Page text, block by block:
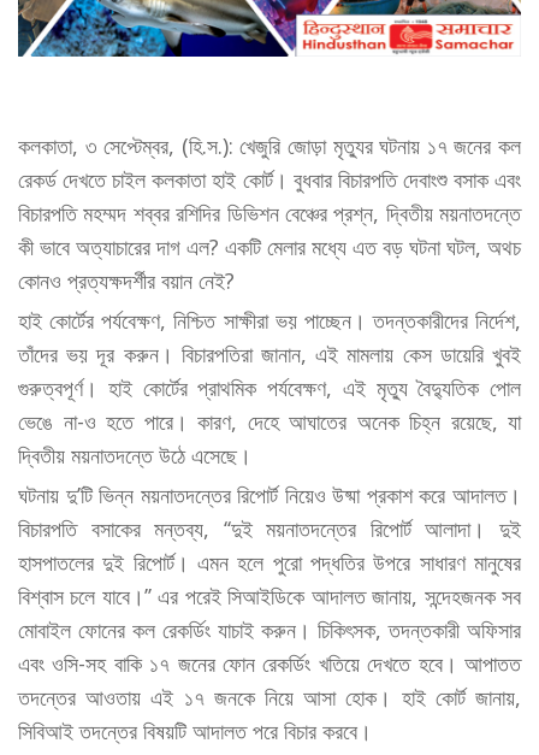
কলকাতা, ৩ সেপ্টেম্বর, (হি.স.): খেজুরি জোড়া মৃত্যুর ঘটনায় ১৭ জনের কল
রেকর্ড দেখতে চাইল কলকাতা হাই কোর্ট। বুধবার বিচারপতি দেবাংশু বসাক এবং
বিচারপতি মহম্মদ শব্বর রশিদির ডিভিশন বেঞ্চের প্রশ্ন, দ্বিতীয় ময়নাতদন্তে
কী ভাবে অত্যাচারের দাগ এল? একটি মেলার মধ্যে এত বড় ঘটনা ঘটল, অথচ
কোনও প্রত্যক্ষদর্শীর বয়ান নেই?
হাই কোর্টের পর্যবেক্ষণ, নিশ্চিত সাক্ষীরা ভয় পাচ্ছেন। তদন্তকারীদের নির্দেশ,
তাঁদের ভয় দূর করুন। বিচারপতিরা জানান, এই মামলায় কেস ডায়েরি খুবই
গুরুত্বপূর্ণ। হাই কোর্টের প্রাথমিক পর্যবেক্ষণ, এই মৃত্যু বৈদ্যুতিক পোল
ভেঙে না-ও হতে পারে। কারণ, দেহে আঘাতের অনেক চিহ্ন রয়েছে, যা
দ্বিতীয় ময়নাতদন্তে উঠে এসেছে।
ঘটনায় দু’টি ভিন্ন ময়নাতদন্তের রিপোর্ট নিয়েও উষ্মা প্রকাশ করে আদালত।
বিচারপতি বসাকের মন্তব্য, ‘‘দুই ময়নাতদন্তের রিপোর্ট আলাদা। দুই
হাসপাতলের দুই রিপোর্ট। এমন হলে পুরো পদ্ধতির উপরে সাধারণ মানুষের
বিশ্বাস চলে যাবে।’’ এর পরেই সিআইডিকে আদালত জানায়, সন্দেহজনক সব
মোবাইল ফোনের কল রেকর্ডিং যাচাই করুন। চিকিৎসক, তদন্তকারী অফিসার
এবং ওসি-সহ বাকি ১৭ জনের ফোন রেকর্ডিং খতিয়ে দেখতে হবে। আপাতত
তদন্তের আওতায় এই ১৭ জনকে নিয়ে আসা হোক। হাই কোর্ট জানায়,
সিবিআই তদন্তের বিষয়টি আদালত পরে বিচার করবে।